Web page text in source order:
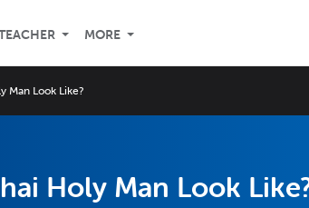
MORE
Man Look Like?
Holy Man Look